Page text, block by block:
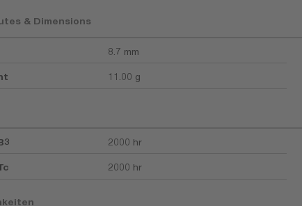
& Dimensions
8.7 mm
11.00 g
2000 hr
2000 hr